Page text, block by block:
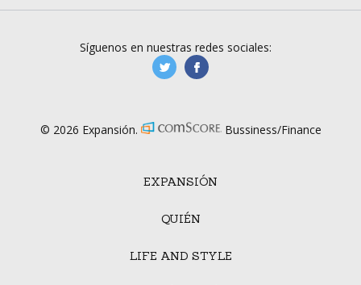
EXPANSIÓN
QUIÉN
LIFE AND STYLE
Síguenos en nuestras redes sociales:
manufacturaGE
© 2026 Expansión. Bussiness/Finance